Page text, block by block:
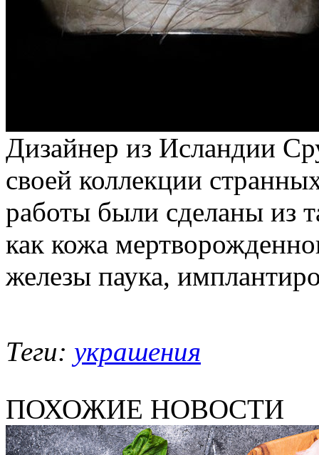
Дизайнер из Исландии
своей коллекции
работы были сделаны из
как кожа
железы паука,
Теги: украшения
ПОХОЖИЕ НОВОСТИ